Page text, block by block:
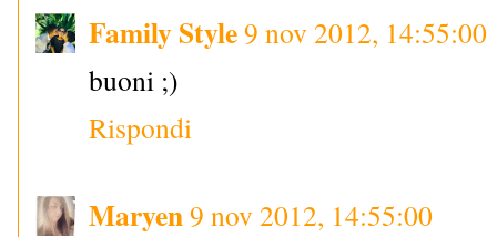
Family Style9 nov 2012, 14:55:00
buoni ;)
Rispondi
Maryen9 nov 2012, 14:55:00